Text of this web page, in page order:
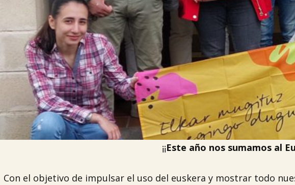
¡¡Este año nos sumamos al
Con el objetivo de impulsar el uso del euskera y mostrar todo